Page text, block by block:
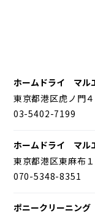
ホームドライ マル
東京都港区虎ノ門
03-5402-7199
ホームドライ マル
東京都港区東麻布
070-5348-8351
ポニークリーニン